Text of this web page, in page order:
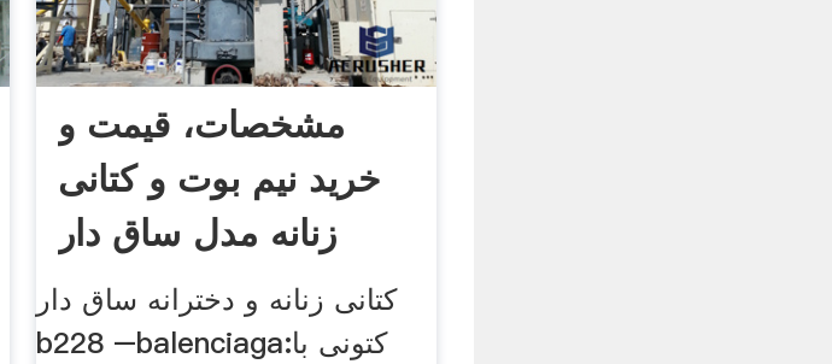
مشخصات، قیمت و
خرید نیم بوت و کتانی
زنانه مدل ساق دار
B228 ...
کتانی زنانه و دخترانه ساق دار
b228 –balenciaga:کتونی با